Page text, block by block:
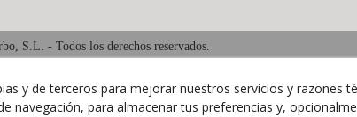
S.L. - Todos los derechos reservados.
y de terceros para mejorar nuestros servicios y razones
navegación, para almacenar tus preferencias y,